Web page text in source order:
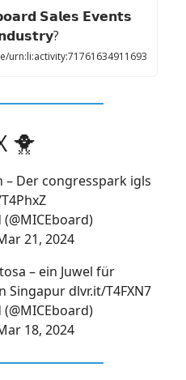
𝗦𝗮𝗹𝗲𝘀 𝗘𝘃𝗲𝗻𝘁𝘀
urn:li:activity:71761634911693
🐥
– Der congresspark igls
21, 2024
– ein Juwel für
Singapurdlvr.it/T4FXN7
18, 2024